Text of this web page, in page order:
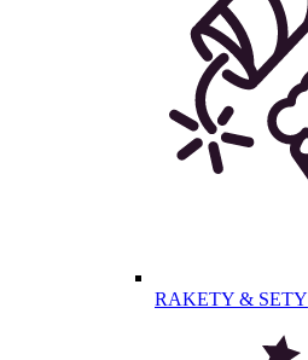
RAKETY & SETY